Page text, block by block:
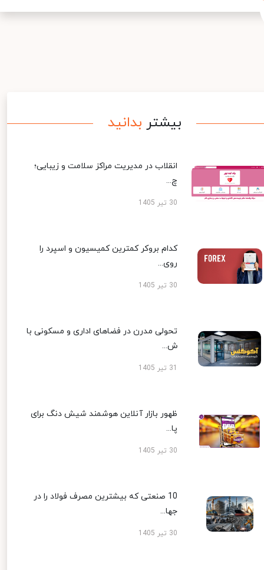
بیشتر بدانید
انقلاب در مدیریت مراکز سلامت و زیبایی؛
چ...
30 تیر 1405
کدام بروکر کمترین کمیسیون و اسپرد را
روی...
30 تیر 1405
تحولی مدرن در فضاهای اداری و مسکونی با
ش...
ظهور بازار آنلاین هوشمند شیش دنگ برای
پا...
30 تیر 1405
10 صنعتی که بیشترین مصرف فولاد را در
جها...
30 تیر 1405